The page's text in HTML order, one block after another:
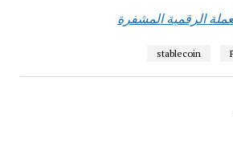
الرقمية المشفرة
stablecoin